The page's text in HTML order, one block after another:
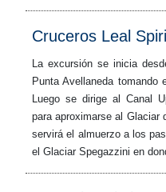
Cruceros Leal
La excursión se inicia
Punta Avellaneda tomando
Luego se dirige al Canal
para aproximarse al Glaciar
servirá el almuerzo a los
el Glaciar Spegazzini en